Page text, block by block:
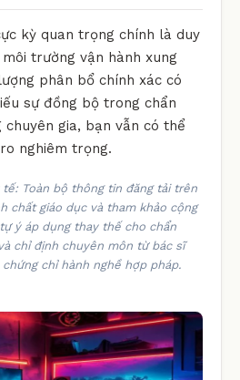
kỳ quan trọng chính là duy
trường vận hành xung
phân bổ chính xác có
sự đồng bộ trong chẩn
gia, bạn vẫn có thể
nghiêm trọng.
Toàn bộ thông tin đăng tải trên
chất giáo dục và tham khảo cộng
ý áp dụng thay thế cho chẩn
chỉ định chuyên môn từ bác sĩ
chỉ hành nghề hợp pháp.